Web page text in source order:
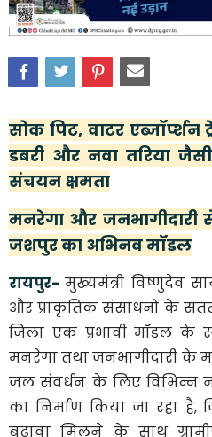
सोक पिट, वाटर एब्जॉर्प्शन
डबरी और नवा तरिया
संचयन क्षमता
मनरेगा और जनभागीदारी
जशपुर का अभिनव मॉडल
रायपुर-मुख्यमंत्री विष्णुदेव
और प्राकृतिक संसाधनों के
जिला एक प्रभावी मॉडल के
मनरेगा तथा जनभागीदारी के
जल संवर्धन के लिए विभिन्न
का निर्माण किया जा रहा
बढ़ावा मिलने के साथ